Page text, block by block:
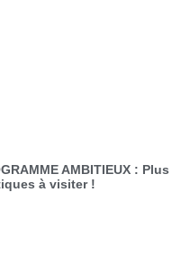
AMBITIEUX : Plus
à visiter !